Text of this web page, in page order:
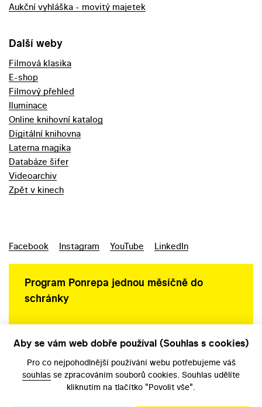
Aukční vyhláška - movitý majetek
Další weby
Filmová klasika
E-shop
Filmový přehled
Iluminace
Online knihovní katalog
Digitální knihovna
Laterna magika
Databáze šifer
Videoarchiv
Zpět v kinech
Facebook Instagram YouTube LinkedIn
Program Ponrepa jednou měsíčně do
schránky
Aby se vám web dobře používal (Souhlas s cookies)
Pro co nejpohodlnější používání webu potřebujeme váš
souhlas se zpracováním souborů cookies. Souhlas udělíte
kliknutím na tlačítko "Povolit vše".